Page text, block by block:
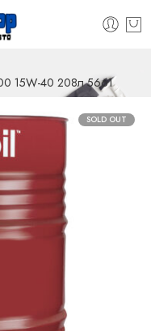
15W-40 208л 5661
SOLD OUT